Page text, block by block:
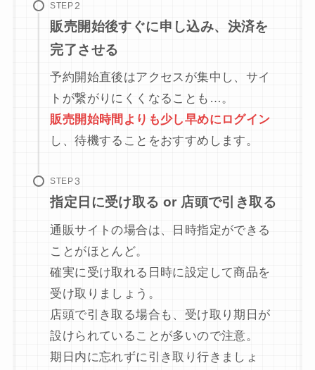
STEP
販売開始後すぐに申し込み、決済を
完了させる
予約開始直後はアクセスが集中し、サイ
トが繋がりにくくなることも…。
販売開始時間よりも少し早めにログイン
し、待機することをおすすめします。
STEP
指定日に受け取る or 店頭で引き取る
通販サイトの場合は、日時指定ができる
ことがほとんど。
確実に受け取れる日時に設定して商品を
受け取りましょう。
店頭で引き取る場合も、受け取り期日が
設けられていることが多いので注意。
期日内に忘れずに引き取り行きましょ